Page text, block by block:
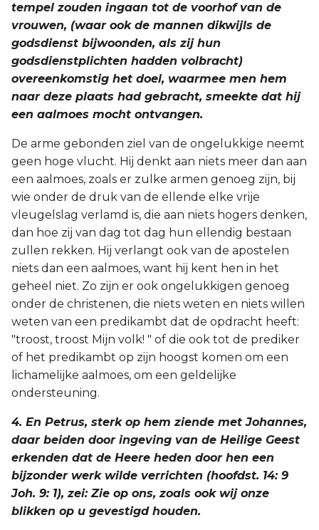
tempel zouden ingaan tot de voorhof van de
vrouwen, (waar ook de mannen dikwijls de
godsdienst bijwoonden, als zij hun
godsdienstplichten hadden volbracht)
overeenkomstig het doel, waarmee men hem
naar deze plaats had gebracht, smeekte dat hij
een aalmoes mocht ontvangen.
De arme gebonden ziel van de ongelukkige neemt
geen hoge vlucht. Hij denkt aan niets meer dan aan
een aalmoes, zoals er zulke armen genoeg zijn, bij
wie onder de druk van de ellende elke vrije
vleugelslag verlamd is, die aan niets hogers denken,
dan hoe zij van dag tot dag hun ellendig bestaan
zullen rekken. Hij verlangt ook van de apostelen
niets dan een aalmoes, want hij kent hen in het
geheel niet. Zo zijn er ook ongelukkigen genoeg
onder de christenen, die niets weten en niets willen
weten van een predikambt dat de opdracht heeft:
"troost, troost Mijn volk! " of die ook tot de prediker
of het predikambt op zijn hoogst komen om een
lichamelijke aalmoes, om een geldelijke
ondersteuning.
4. En Petrus, sterk op hem ziende met Johannes,
daar beiden door ingeving van de Heilige Geest
erkenden dat de Heere heden door hen een
bijzonder werk wilde verrichten (hoofdst. 14: 9
Joh. 9: 1), zei: Zie op ons, zoals ook wij onze
blikken op u gevestigd houden.